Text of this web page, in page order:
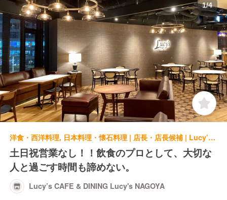
1/4
洋食・西洋料理, 日本料理・懐石料理 | 店長・店長候補 | Lucy’s CAFE & DINING Lucy's NAGOYA
土日祝営業なし！！飲食のプロとして、大切な
人と過ごす時間も諦めない。
Lucy’s CAFE & DINING Lucy's NAGOYA